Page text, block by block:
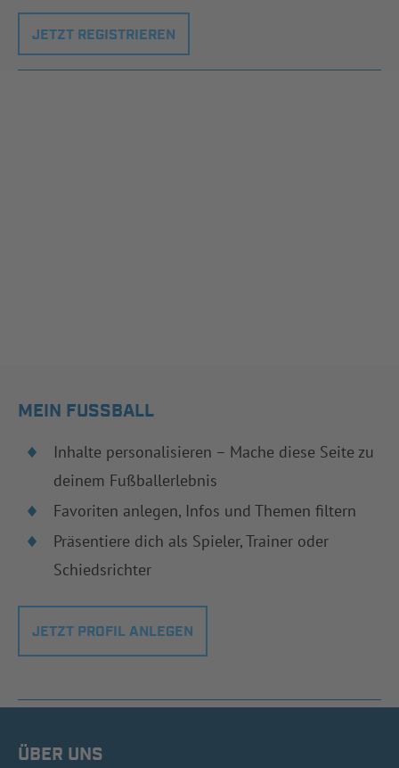
JETZT REGISTRIEREN
MEIN FUSSBALL
Inhalte personalisieren – Mache diese Seite zu
deinem Fußballerlebnis
Favoriten anlegen, Infos und Themen filtern
Präsentiere dich als Spieler, Trainer oder
Schiedsrichter
JETZT PROFIL ANLEGEN
ÜBER UNS